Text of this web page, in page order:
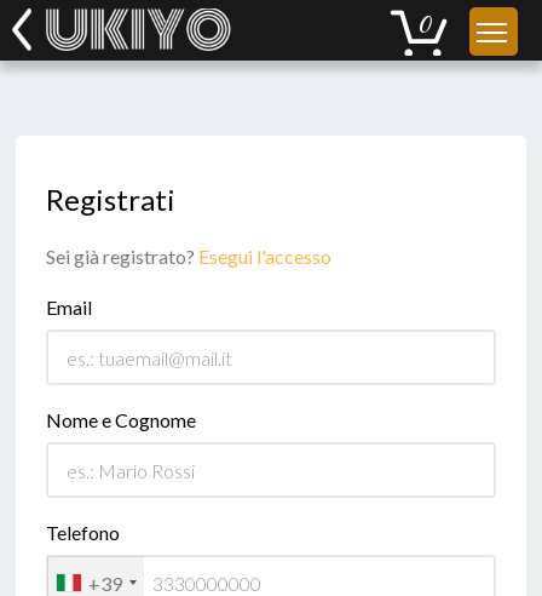
Registrati
Sei già registrato? Esegui l'accesso
Email
Nome e Cognome
Telefono
+39